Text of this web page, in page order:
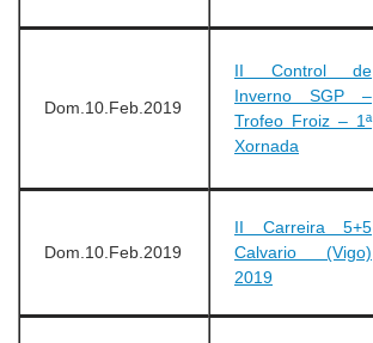
Dom.10.Feb.2019
II Control de
Inverno SGP –
Trofeo Froiz – 1ª
Xornada
Dom.10.Feb.2019
II Carreira 5+5
Calvario (Vigo)
2019